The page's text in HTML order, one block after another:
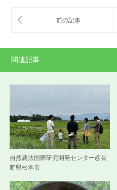
関連記事
自然農法国際研究開発センター@長
野県松本市